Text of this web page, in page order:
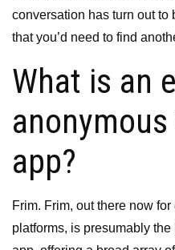
conversation has turn out to
that you’d need to find
What is an
app?
Frim. Frim, out there now
platforms, is presumably